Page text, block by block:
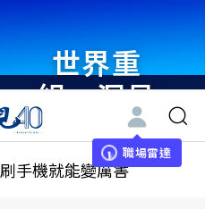
世界重
組・洞見
未來 與
世界領袖
職場雷達
刷手機就能變厲害